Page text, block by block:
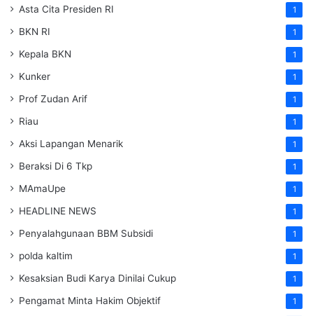
Asta Cita Presiden RI 1
BKN RI 1
Kepala BKN 1
Kunker 1
Prof Zudan Arif 1
Riau 1
Aksi Lapangan Menarik 1
Beraksi Di 6 Tkp 1
MAmaUpe 1
HEADLINE NEWS 1
Penyalahgunaan BBM Subsidi 1
polda kaltim 1
Kesaksian Budi Karya Dinilai Cukup 1
Pengamat Minta Hakim Objektif 1